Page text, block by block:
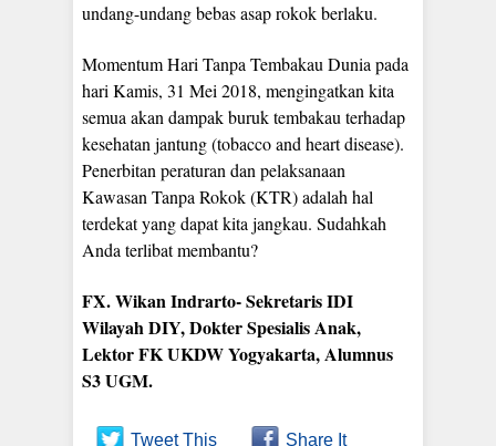
undang-undang bebas asap rokok berlaku.
Momentum Hari Tanpa Tembakau Dunia pada
hari Kamis, 31 Mei 2018, mengingatkan kita
semua akan dampak buruk tembakau terhadap
kesehatan jantung (tobacco and heart disease).
Penerbitan peraturan dan pelaksanaan
Kawasan Tanpa Rokok (KTR) adalah hal
terdekat yang dapat kita jangkau. Sudahkah
Anda terlibat membantu?
FX. Wikan Indrarto- Sekretaris IDI
Wilayah DIY, Dokter Spesialis Anak,
Lektor FK UKDW Yogyakarta, Alumnus
S3 UGM.
Tweet This Share It